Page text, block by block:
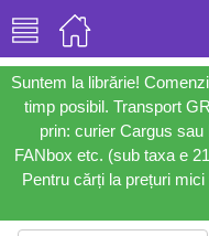
Suntem la librărie!
timp posibil. Transport
prin: curier Cargus
FANbox etc. (sub taxa e
Pentru cărți la prețuri